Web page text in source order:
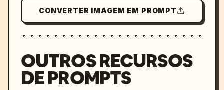
CONVERTER IMAGEM EM PROMPT
OUTROS RECURSOS
DE PROMPTS